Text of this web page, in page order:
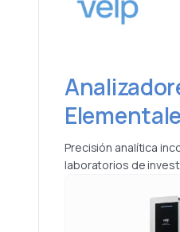
Precisión analítica
laboratorios de